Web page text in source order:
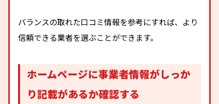
バランスの取れた口コミ情報を参考にすれば、より
信頼できる業者を選ぶことができます。
ホームページに事業者情報がしっか
り記載があるか確認する